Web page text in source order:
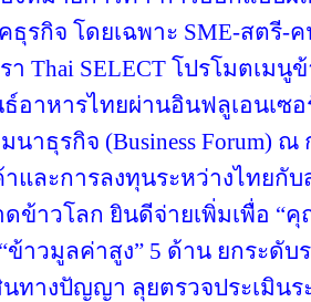
รกิจ โดยเฉพาะ SME-สตรี-
Thai SELECT โปรโมตเมนู
อาหารไทยผ่านอินฟลูเอนเซ
นาธุรกิจ (Business Forum)
และการลงทุนระหว่างไทยกั
ข้าวโลก ยินดีจ่ายเพิ่มเพื่อ “
ข้าวมูลค่าสูง” 5 ด้าน ยกระดับ
ทางปัญญา ลุยตรวจประเมิน